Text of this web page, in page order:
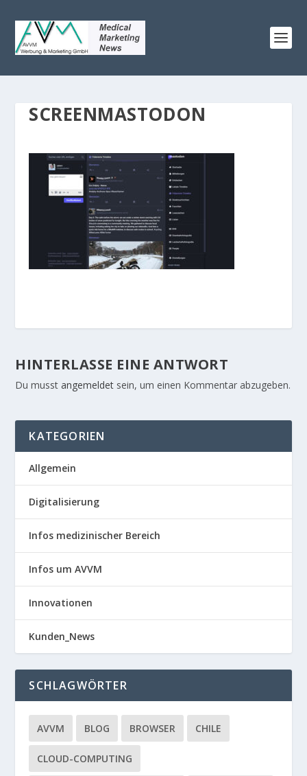
SCREENMASTODON
HINTERLASSE EINE ANTWORT
Du musstangemeldet sein, um einen Kommentar abzugeben.
KATEGORIEN
Allgemein
Digitalisierung
Infos medizinischer Bereich
Infos um AVVM
Innovationen
Kunden_News
SCHLAGWÖRTER
AVVM BLOG BROWSER CHILE
CLOUD-COMPUTING